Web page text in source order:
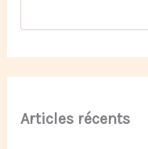
Articles récents